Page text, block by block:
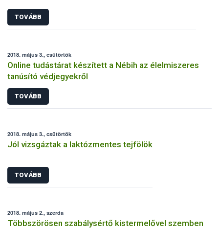
TOVÁBB
2018. május 3., csütörtök
Online tudástárat készített a Nébih az élelmiszeres
tanúsító védjegyekről
TOVÁBB
2018. május 3., csütörtök
Jól vizsgáztak a laktózmentes tejfölök
TOVÁBB
2018. május 2., szerda
Többszörösen szabálysértő kistermelővel szemben